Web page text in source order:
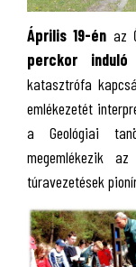
Április 19-én az
perckor
katasztrófa
emlékezetét
a Geológiai
megemlékezik
túravezetések